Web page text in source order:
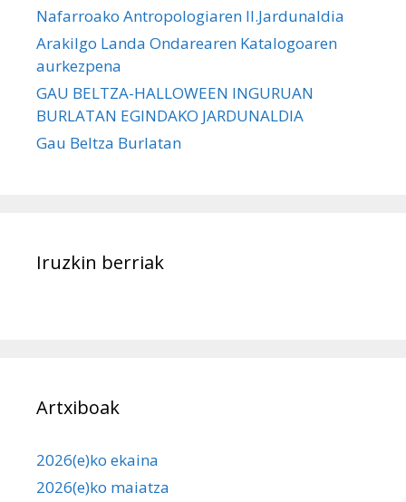
Nafarroako Antropologiaren II.Jardunaldia
Arakilgo Landa Ondarearen Katalogoaren
aurkezpena
GAU BELTZA-HALLOWEEN INGURUAN
BURLATAN EGINDAKO JARDUNALDIA
Gau Beltza Burlatan
Iruzkin berriak
Artxiboak
2026(e)ko ekaina
2026(e)ko maiatza